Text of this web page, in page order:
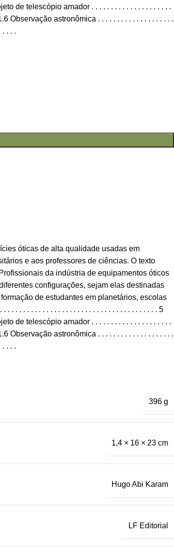
de telescópio amador . . . . . . . . . . . . . . . . . . . . .
Observação astronômica . . . . . . . . . . . . . . . . . . . .
. . .
óticas de alta qualidade usadas em
e aos professores de ciências. O texto
da indústria de equipamentos óticos
configurações, sejam elas destinadas
de estudantes em planetários, escolas
. . . . . . . . . . . . . . . . . . . . . . . . . . . . . . . . . . . . . 5
de telescópio amador . . . . . . . . . . . . . . . . . . . . .
Observação astronômica . . . . . . . . . . . . . . . . . . . .
. . .
396 g
1,4 × 16 × 23 cm
Hugo Abi Karam
LF Editorial